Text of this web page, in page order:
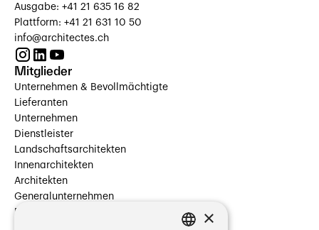
Ausgabe: +41 21 635 16 82
Plattform: +41 21 631 10 50
info@architectes.ch
Mitglieder
Unternehmen & Bevollmächtigte
Lieferanten
Unternehmen
Dienstleister
Landschaftsarchitekten
Innenarchitekten
Architekten
Generalunternehmen
Beauftragte Unternehmen
×